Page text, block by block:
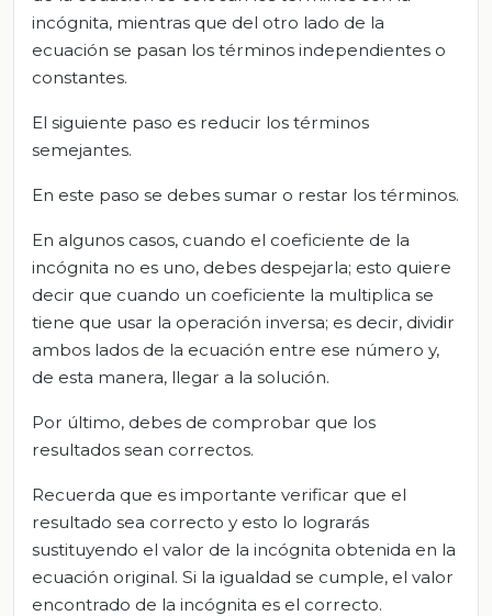
incógnita, mientras que del otro lado de la
ecuación se pasan los términos independientes o
constantes.
El siguiente paso es reducir los términos
semejantes.
En este paso se debes sumar o restar los términos.
En algunos casos, cuando el coeficiente de la
incógnita no es uno, debes despejarla; esto quiere
decir que cuando un coeficiente la multiplica se
tiene que usar la operación inversa; es decir, dividir
ambos lados de la ecuación entre ese número y,
de esta manera, llegar a la solución.
Por último, debes de comprobar que los
resultados sean correctos.
Recuerda que es importante verificar que el
resultado sea correcto y esto lo lograrás
sustituyendo el valor de la incógnita obtenida en la
ecuación original. Si la igualdad se cumple, el valor
encontrado de la incógnita es el correcto.